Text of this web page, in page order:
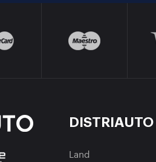
DISTRIAUTO
Land